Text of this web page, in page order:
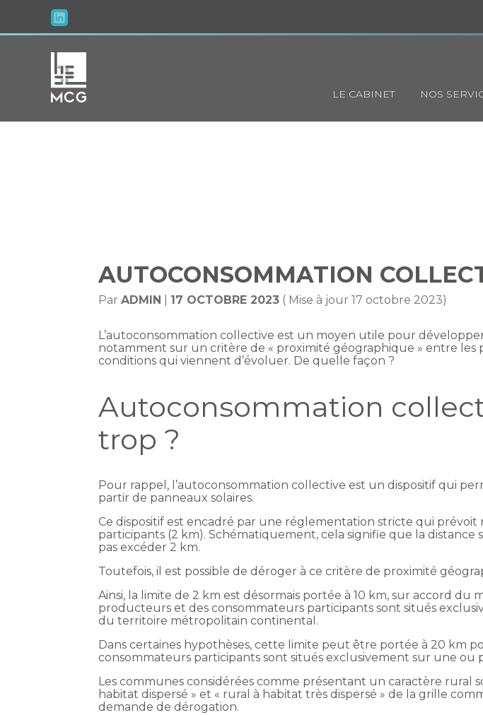
au
Principal
LE CABINET NOS
AUTOCONSOMMATION
ParADMIN 17 OCTOBRE 2023 ( Mise à jour 17 octobre 2023)
L’autoconsommation collective est un moyen utile pour
notamment sur un critère de « proximité géographique » entre les
conditions qui viennent d’évoluer. De quelle façon ?
Autoconsommation
trop ?
Pour rappel, l’autoconsommation collective est un dispositif qui
partir de panneaux solaires.
Ce dispositif est encadré par une réglementation stricte qui
participants (2 km). Schématiquement, cela signifie que la
pas excéder 2 km.
Toutefois, il est possible de déroger à ce critère de proximité
Ainsi, la limite de 2 km est désormais portée à 10 km, sur accord
producteurs et des consommateurs participants sont situés
du territoire métropolitain continental.
Dans certaines hypothèses, cette limite peut être portée à 20 km
consommateurs participants sont situés exclusivement sur une ou
Les communes considérées comme présentant un caractère rural
habitat dispersé » et « rural à habitat très dispersé » de la grille
demande de dérogation.